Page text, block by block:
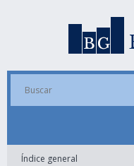
Índice general